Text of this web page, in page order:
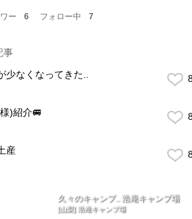
ー 6 フォロー中 7
事
少なくなってきた..
)紹介🚐
産
久々のキャンプ.. 浩庵キャンプ場
[山梨] 浩庵キャンプ場